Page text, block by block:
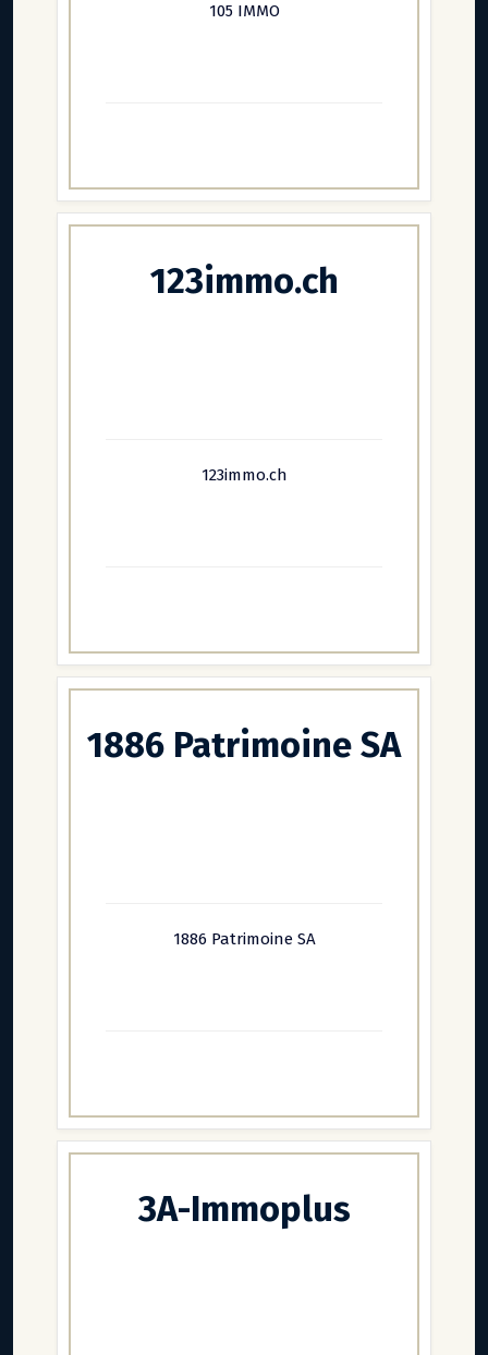
105 IMMO
123immo.ch
123immo.ch
1886 Patrimoine SA
1886 Patrimoine SA
3A-Immoplus